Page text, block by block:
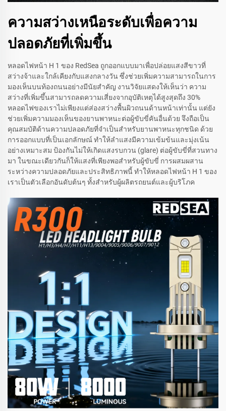
ความสว่างเหนือระดับเพื่อความ
ปลอดภัยที่เพิ่มขึ้น
หลอดไฟหน้า H 1 ของ RedSea ถูกออกแบบมาเพื่อปล่อยแสงสีขาวที่
สว่างจ้าและใกล้เคียงกับแสงกลางวัน ซึ่งช่วยเพิ่มความสามารถในการ
มองเห็นบนท้องถนนอย่างมีนัยสำคัญ งานวิจัยแสดงให้เห็นว่า ความ
สว่างที่เพิ่มขึ้นสามารถลดความเสี่ยงจากอุบัติเหตุได้สูงสุดถึง 30%
หลอดไฟของเราไม่เพียงแต่ส่องสว่างพื้นผิวถนนด้านหน้าเท่านั้น แต่ยัง
ช่วยเพิ่มความมองเห็นของยานพาหนะต่อผู้ขับขี่คันอื่นด้วย จึงถือเป็น
คุณสมบัติด้านความปลอดภัยที่จำเป็นสำหรับยานพาหนะทุกชนิด ด้วย
การออกแบบที่เป็นเอกลักษณ์ ทำให้ลำแสงมีความเข้มข้นและมุ่งเน้น
อย่างเหมาะสม ป้องกันไม่ให้เกิดแสงรบกวน (glare) ต่อผู้ขับขี่ที่สวนทาง
มา ในขณะเดียวกันก็ให้แสงที่เพียงพอสำหรับผู้ขับขี่ การผสมผสาน
ระหว่างความปลอดภัยและประสิทธิภาพนี้ ทำให้หลอดไฟหน้า H 1 ของ
เราเป็นตัวเลือกอันดับต้นๆ ทั้งสำหรับผู้ผลิตรถยนต์และผู้บริโภค